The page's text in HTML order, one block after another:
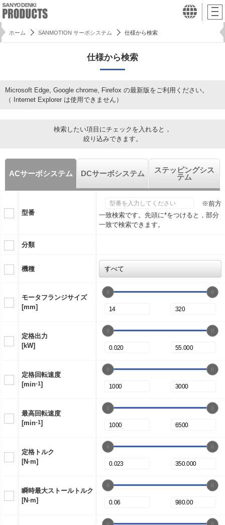
ホーム SANMOTION サーボシステム 仕様から検索
仕様から検索
Microsoft Edge, Google chrome, Firefox の最新版をご利用ください。
（ Internet Explorer は使用できません）
検索したい項目にチェックを入れると，
絞り込みできます。
ACサーボシステム DCサーボシステム
ステッピングシス
テム
型番
※前方
一致検索です。先頭に*をつけると，部分
一致で検索できます。
分類
機種
モータフランジサイズ
[mm]
定格出力
[kW]
定格回転速度
[min-1]
最高回転速度
[min-1]
定格トルク
[N·m]
瞬時最大ストールトルク
[N·m]